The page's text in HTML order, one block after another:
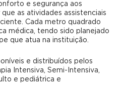
e segurança aos
as atividades assistenciais
Cada metro quadrado
médica, tendo sido planejado
que atua na instituição.
e distribuídos pelos
Intensiva, Semi-Intensiva,
e pediátrica e